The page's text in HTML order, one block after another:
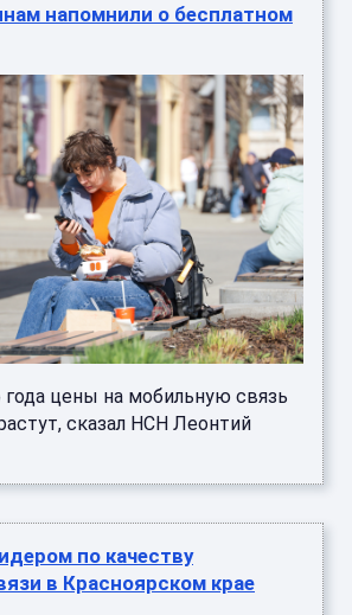
напомнили о бесплатном
цены на мобильную связь
сказал НСН Леонтий
по качеству
в Красноярском крае